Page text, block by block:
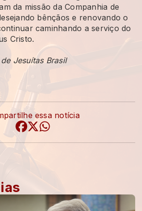
da missão da Companhia de
bênçãos e renovando o
caminhando a serviço do
Cristo.
Jesuítas Brasil
essa notícia